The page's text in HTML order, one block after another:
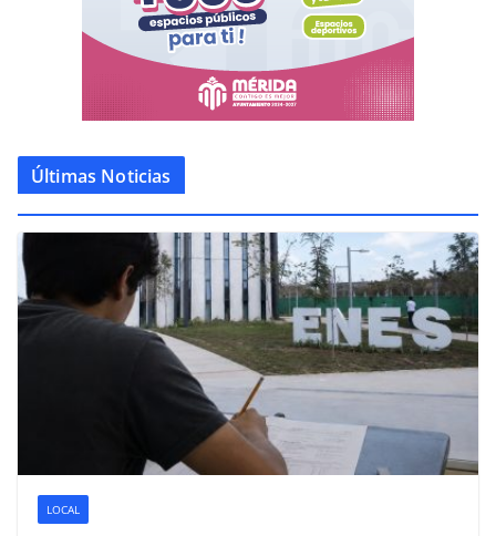
Últimas Noticias
LOCAL